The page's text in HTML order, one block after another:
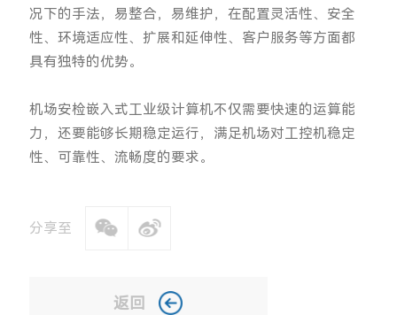
况下的手法，易整合，易维护，在配置灵活性、安全
性、环境适应性、扩展和延伸性、客户服务等方面都
具有独特的优势。
机场安检嵌入式工业级计算机不仅需要快速的运算能
力，还要能够长期稳定运行，满足机场对工控机稳定
性、可靠性、流畅度的要求。
分享至
返回